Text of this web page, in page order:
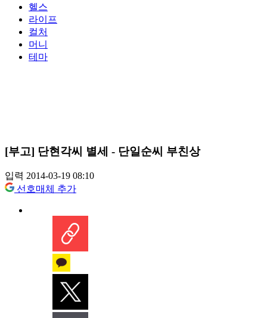
헬스
라이프
컬처
머니
테마
[부고] 단현각씨 별세 - 단일순씨 부친상
입력 2014-03-19 08:10
선호매체 추가